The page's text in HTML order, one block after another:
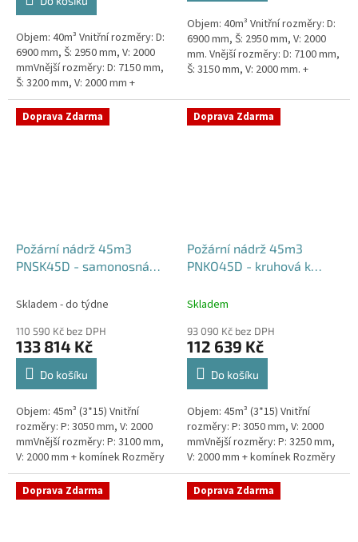
Objem: 40m³ Vnitřní rozměry: D:
6900 mm, Š: 2950 mm, V: 2000
mmVnější rozměry: D: 7150 mm,
Š: 3200 mm, V: 2000 mm +
komínek Běžná doba dodání 2-3
týdny od objednávky. Rozměry...
hvězdiček.
Objem: 40m³ Vnitřní rozměry: D:
6900 mm, Š: 2950 mm, V: 2000
mm. Vnější rozměry: D: 7100 mm,
Š: 3150 mm, V: 2000 mm. +
týdny od objednávky....
Doprava Zdarma
Požární nádrž 45m3
PNSK45D - samonosná
Skladem - do týdne
110 590 Kč bez DPH
133 814 Kč
Do košíku
Objem: 45m³ (3*15) Vnitřní
rozměry: P: 3050 mm, V: 2000
mmVnější rozměry: P: 3100 mm,
V: 2000 mm + komínek Rozměry
nádrže možno jakkoliv upravit -
vyrobíme nádrž na...
Doprava Zdarma
Požární nádrž 45m3
PNKO45D - kruhová k
Skladem
93 090 Kč bez DPH
112 639 Kč
Do košíku
Objem: 45m³ (3*15) Vnitřní
rozměry: P: 3050 mm, V: 2000
mmVnější rozměry: P: 3250 mm,
V: 2000 mm + komínek Rozměry
nádrže možno jakkoliv upravit -
vyrobíme nádrž na...
Doprava Zdarma Doprava Zdarma